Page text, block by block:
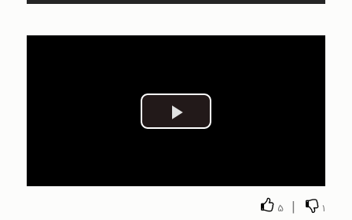
Play
1
|
5